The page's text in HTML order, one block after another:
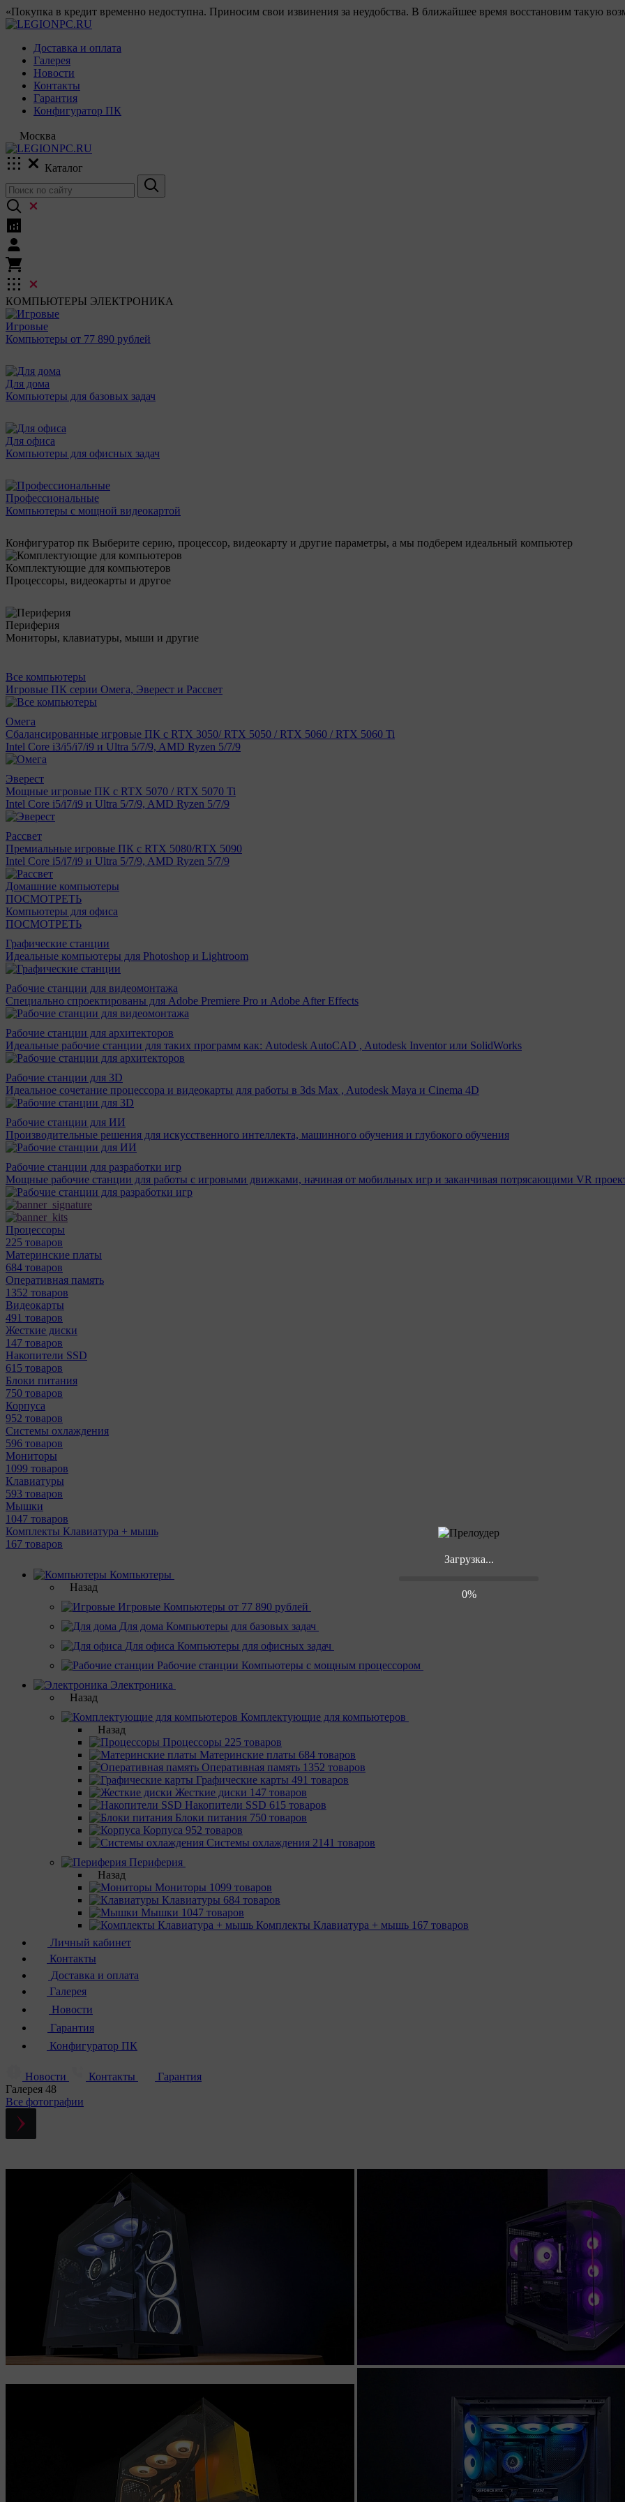
Загрузка...
0%
«Покупка в кредит временно недоступна. Приносим свои извинения за неудобства. В ближайшее время восстановим такую
Доставка и оплата
Галерея
Новости
Контакты
Гарантия
Конфигуратор ПК
Москва
Каталог
КОМПЬЮТЕРЫ ЭЛЕКТРОНИКА
Игровые
Компьютеры от 77 890 рублей
Для дома
Компьютеры для базовых задач
Для офиса
Компьютеры для офисных задач
Профессиональные
Компьютеры с мощной видеокартой
Конфигуратор пк Выберите серию, процессор, видеокарту и другие параметры, а мы подберем идеальный компьютер
Комплектующие для компьютеров
Процессоры, видеокарты и другое
Периферия
Мониторы, клавиатуры, мыши и другие
Все компьютеры
Игровые ПК серии Омега, Эверест и Рассвет
Омега
Сбалансированные игровые ПК с RTX 3050/ RTX 5050 / RTX 5060 / RTX 5060 Ti
Intel Core i3/i5/i7/i9 и Ultra 5/7/9, AMD Ryzen 5/7/9
Эверест
Мощные игровые ПК с RTX 5070 / RTX 5070 Ti
Intel Core i5/i7/i9 и Ultra 5/7/9, AMD Ryzen 5/7/9
Рассвет
Премиальные игровые ПК с RTX 5080/RTX 5090
Intel Core i5/i7/i9 и Ultra 5/7/9, AMD Ryzen 5/7/9
Домашние компьютеры
ПОСМОТРЕТЬ
Компьютеры для офиса
ПОСМОТРЕТЬ
Графические станции
Идеальные компьютеры для Photoshop и Lightroom
Рабочие станции для видеомонтажа
Специально спроектированы для Adobe Premiere Pro и Adobe After Effects
Рабочие станции для архитекторов
Идеальные рабочие станции для таких программ как: Autodesk AutoCAD , Autodesk Inventor или SolidWorks
Рабочие станции для 3D
Идеальное сочетание процессора и видеокарты для работы в 3ds Max , Autodesk Maya и Cinema 4D
Рабочие станции для ИИ
Производительные решения для искусственного интеллекта, машинного обучения и глубокого обучения
Рабочие станции для разработки игр
Мощные рабочие станции для работы с игровыми движками, начиная от мобильных игр и заканчивая потрясающими VR
Процессоры
225 товаров
Материнcкие платы
684 товаров
Оперативная память
1352 товаров
Видеокарты
491 товаров
Жесткие диски
147 товаров
Накопители SSD
615 товаров
Блоки питания
750 товаров
Корпуса
952 товаров
Системы охлаждения
596 товаров
Мониторы
1099 товаров
Клавиатуры
593 товаров
Мышки
1047 товаров
Комплекты Клавиатура + мышь
167 товаров
Компьютеры
Назад
Игровые Компьютеры от 77 890 рублей
Для дома Компьютеры для базовых задач
Для офиса Компьютеры для офисных задач
Рабочие станции Компьютеры с мощным процессором
Электроника
Назад
Комплектующие для компьютеров
Назад
Процессоры 225 товаров
Материнcкие платы 684 товаров
Оперативная память 1352 товаров
Графические карты 491 товаров
Жесткие диски 147 товаров
Накопители SSD 615 товаров
Блоки питания 750 товаров
Корпуса 952 товаров
Системы охлаждения 2141 товаров
Периферия
Назад
Мониторы 1099 товаров
Клавиатуры 684 товаров
Мышки 1047 товаров
Комплекты Клавиатура + мышь 167 товаров
Личный кабинет
Контакты
Доставка и оплата
Галерея
Новости
Гарантия
Конфигуратор ПК
Новости Контакты
Гарантия
Галерея 48
Все фотографии